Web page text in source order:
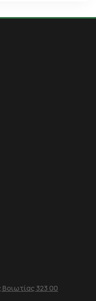
323 00